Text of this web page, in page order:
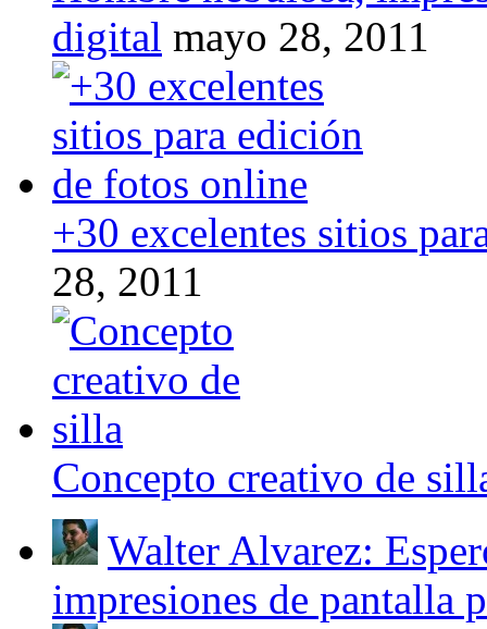
digital mayo 28, 2011
+30 excelentes sitios
28, 2011
Concepto creativo de
Walter Alvarez:
impresiones de pantalla